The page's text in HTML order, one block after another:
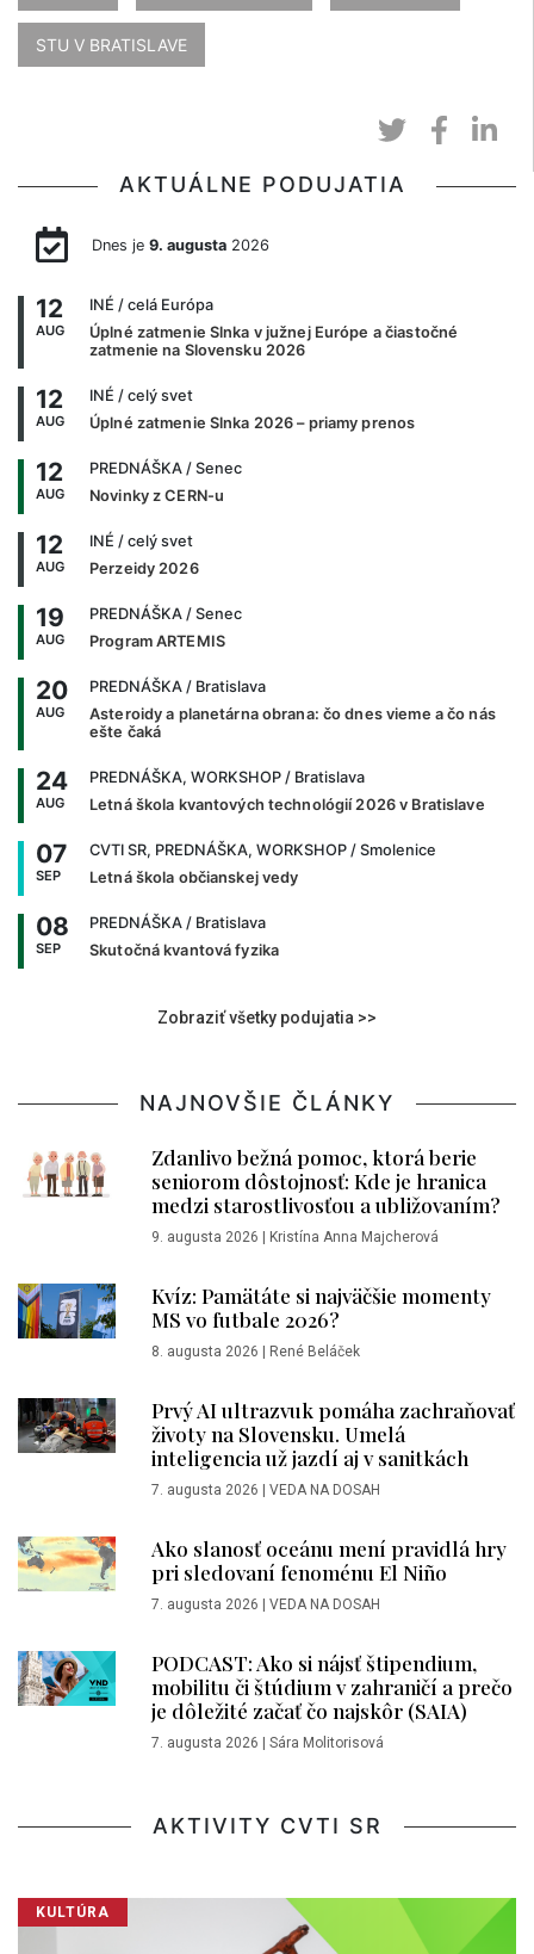
STU V BRATISLAVE
AKTUÁLNE PODUJATIA
Dnes je 9. augusta2026
12
AUG
INÉ / celá Európa
Úplné zatmenie Slnka v južnej Európe a čiastočné
zatmenie na Slovensku 2026
12
AUG
INÉ / celý svet
Úplné zatmenie Slnka 2026 – priamy prenos
12
AUG
PREDNÁŠKA / Senec
Novinky z CERN-u
12
AUG
INÉ / celý svet
Perzeidy 2026
19
AUG
PREDNÁŠKA / Senec
Program ARTEMIS
20
AUG
PREDNÁŠKA / Bratislava
Asteroidy a planetárna obrana: čo dnes vieme a čo nás
ešte čaká
24
AUG
PREDNÁŠKA, WORKSHOP / Bratislava
Letná škola kvantových technológií 2026 v Bratislave
07
SEP
CVTI SR, PREDNÁŠKA, WORKSHOP / Smolenice
Letná škola občianskej vedy
08
SEP
PREDNÁŠKA / Bratislava
Skutočná kvantová fyzika
Zobraziť všetky podujatia >>
NAJNOVŠIE ČLÁNKY
Zdanlivo bežná pomoc, ktorá berie
seniorom dôstojnosť: Kde je hranica
medzi starostlivosťou a ubližovaním?
9. augusta 2026 | Kristína Anna Majcherová
Kvíz: Pamätáte si najväčšie momenty
MS vo futbale 2026?
8. augusta 2026 | René Beláček
Prvý AI ultrazvuk pomáha zachraňovať
životy na Slovensku. Umelá
inteligencia už jazdí aj v sanitkách
7. augusta 2026 | VEDA NA DOSAH
Ako slanosť oceánu mení pravidlá hry
pri sledovaní fenoménu El Niño
7. augusta 2026 | VEDA NA DOSAH
PODCAST: Ako si nájsť štipendium,
mobilitu či štúdium v zahraničí a prečo
je dôležité začať čo najskôr (SAIA)
7. augusta 2026 | Sára Molitorisová
AKTIVITY CVTI SR
KULTÚRA